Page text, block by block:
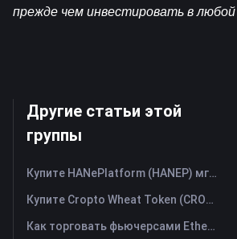
прежде чем инвестировать в
Другие статьи этой
группы
Купите HANePlatform (HANEP) мгновенно с помощью кредитной или дебетовой карты
Купите Cropto Wheat Token (CROW) мгновенно с помощью кредитной или дебетовой карты
Как торговать фьючерсами Ethena (ENA): Полное руководство для начинающих